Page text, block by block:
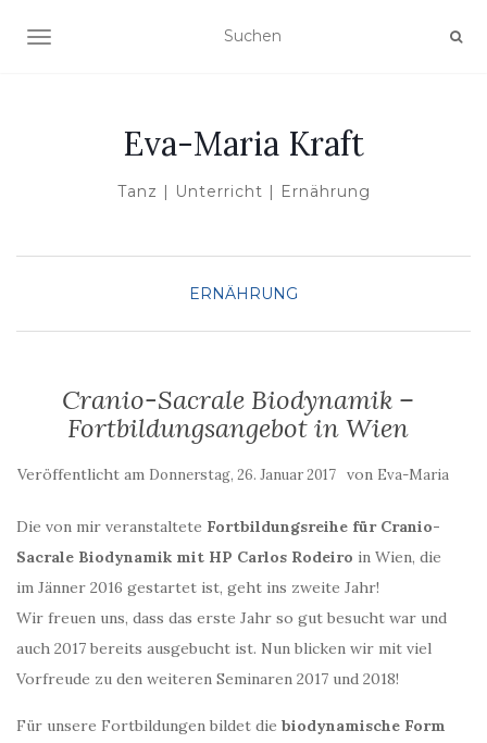
NAVIGATION UMSCHALTEN
Eva-Maria Kraft
Tanz | Unterricht | Ernährung
ERNÄHRUNG
Cranio-Sacrale Biodynamik –
Fortbildungsangebot in Wien
Veröffentlicht am Donnerstag, 26. Januar 2017 von Eva-Maria
Die von mir veranstaltete Fortbildungsreihe für Cranio-
Sacrale Biodynamik mit HP Carlos Rodeiro in Wien, die
im Jänner 2016 gestartet ist, geht ins zweite Jahr!
Wir freuen uns, dass das erste Jahr so gut besucht war und
auch 2017 bereits ausgebucht ist. Nun blicken wir mit viel
Vorfreude zu den weiteren Seminaren 2017 und 2018!
Für unsere Fortbildungen bildet die biodynamische Form